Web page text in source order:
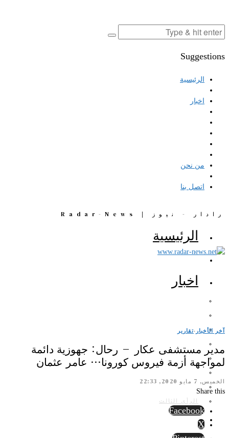
Suggestions
الرئيسية
اخبار
من نحن
اتصل بنا
رادار - نيوز | Radar-News
الرئيسية
اخبار
الرأي الثالث
آخر الأخبار ·تقارير
مدير مستشفى عكار – رحال: جهوزية دائمة
لمواجهة أزمة فيروس كورونا… عامر عثمان
الخميس, 7 مايو 2020, 22:33
Share this
Facebook
X